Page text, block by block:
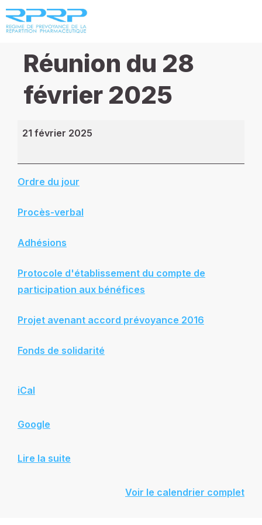
Réunion du 28
février 2025
21 février 2025
Ordre du jour
Procès-verbal
Adhésions
Protocole d'établissement du compte de
participation aux bénéfices
Projet avenant accord prévoyance 2016
Fonds de solidarité
iCal
Google
Lire la suite
Voir le calendrier complet